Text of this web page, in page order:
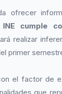
ofrecer
cumple
realizar
primer
el factor de